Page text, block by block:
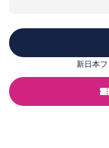
新日本